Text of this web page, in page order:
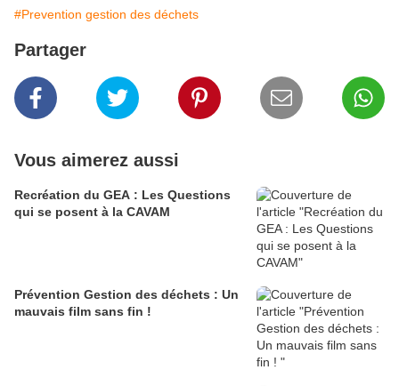
#Prevention gestion des déchets
Partager
Vous aimerez aussi
Recréation du GEA : Les Questions
qui se posent à la CAVAM
Prévention Gestion des déchets : Un
mauvais film sans fin !